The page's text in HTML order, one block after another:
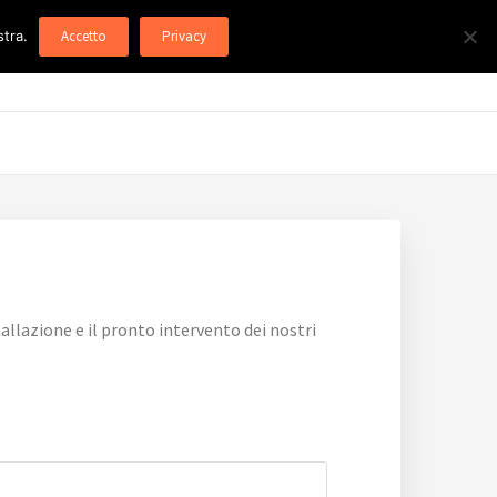
e il pronto intervento dei nostri
Accetto Privacy